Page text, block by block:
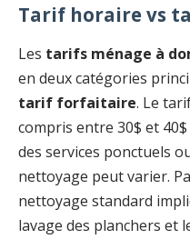
Tarif horaire vs
Les tarifs ménage à
en deux catégories
tarif forfaitaire. Le
compris entre 30$ et
des services ponctuels
nettoyage peut varier.
nettoyage standard
lavage des planchers et